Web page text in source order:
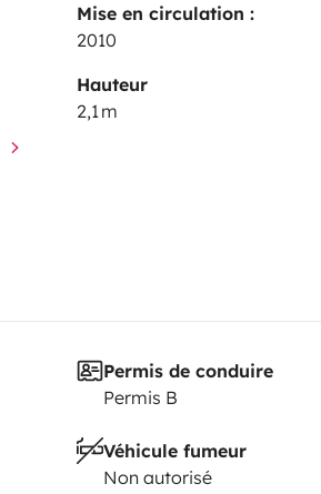
Mise en circulation :
2010
Hauteur
2,1 m
Permis de conduire
Permis B
Véhicule fumeur
Non autorisé